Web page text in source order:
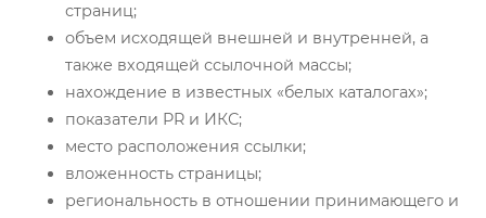
страниц;
объем исходящей внешней и внутренней, а
также входящей ссылочной массы;
нахождение в известных «белых каталогах»;
показатели PR и ИКС;
место расположения ссылки;
вложенность страницы;
региональность в отношении принимающего и